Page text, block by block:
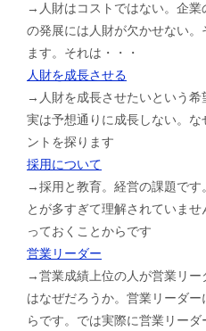
→人財はコストではない。企業
の発展には人財が欠かせない
ます。それは・・・
人財を成長させる
→人財を成長させたいという希
実は予想通りに成長しない。
ントを探ります
採用について
→採用と教育。経営の課題です
とが多すぎて理解されていま
っておくことからです
営業リーダー
→営業成績上位の人が営業リー
はなぜだろうか。営業リーダ
らです。では実際に営業リー